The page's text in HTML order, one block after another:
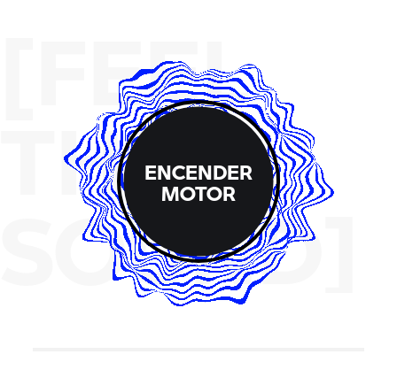
[FEEL
THE
SOUND]
ENCENDER
MOTOR